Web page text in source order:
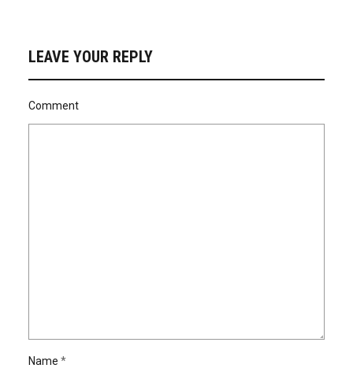
LEAVE YOUR REPLY
Comment
Name *